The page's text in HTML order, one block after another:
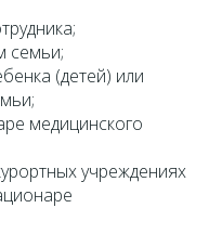
семьи;
(детей) или
медицинского
учреждениях